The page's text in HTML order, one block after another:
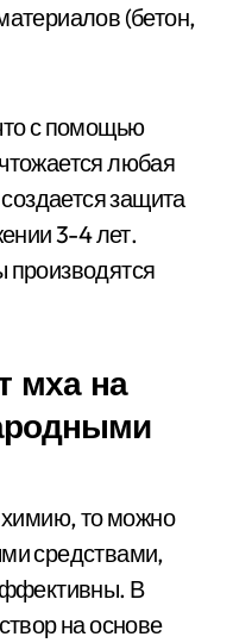
(бетон,
с помощью
любая
защита
3-4 лет.
производятся
мха на
химию, то можно
средствами,
В
на основе